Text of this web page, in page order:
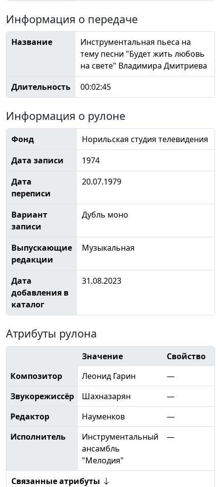
Информация о передаче
Название
Инструментальная пьеса на
тему песни "Будет жить любовь
на свете" Владимира Дмитриева
Длительность
00:02:45
Информация о рулоне
Фонд
Норильская студия телевидения
Дата записи
1974
Дата
переписи
20.07.1979
Вариант
записи
Дубль моно
Выпускающие
редакции
Музыкальная
Дата
добавления в
каталог
31.08.2023
Атрибуты рулона
Значение
Свойство
Композитор
Леонид Гарин
—
Звукорежиссёр
Шахназарян
—
Редактор
Науменков
—
Исполнитель
Инструментальный
ансамбль
"Мелодия"
—
Связанные атрибуты